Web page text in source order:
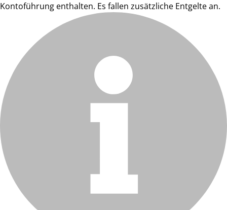
Kontoführung enthalten. Es fallen zusätzliche Entgelte an.